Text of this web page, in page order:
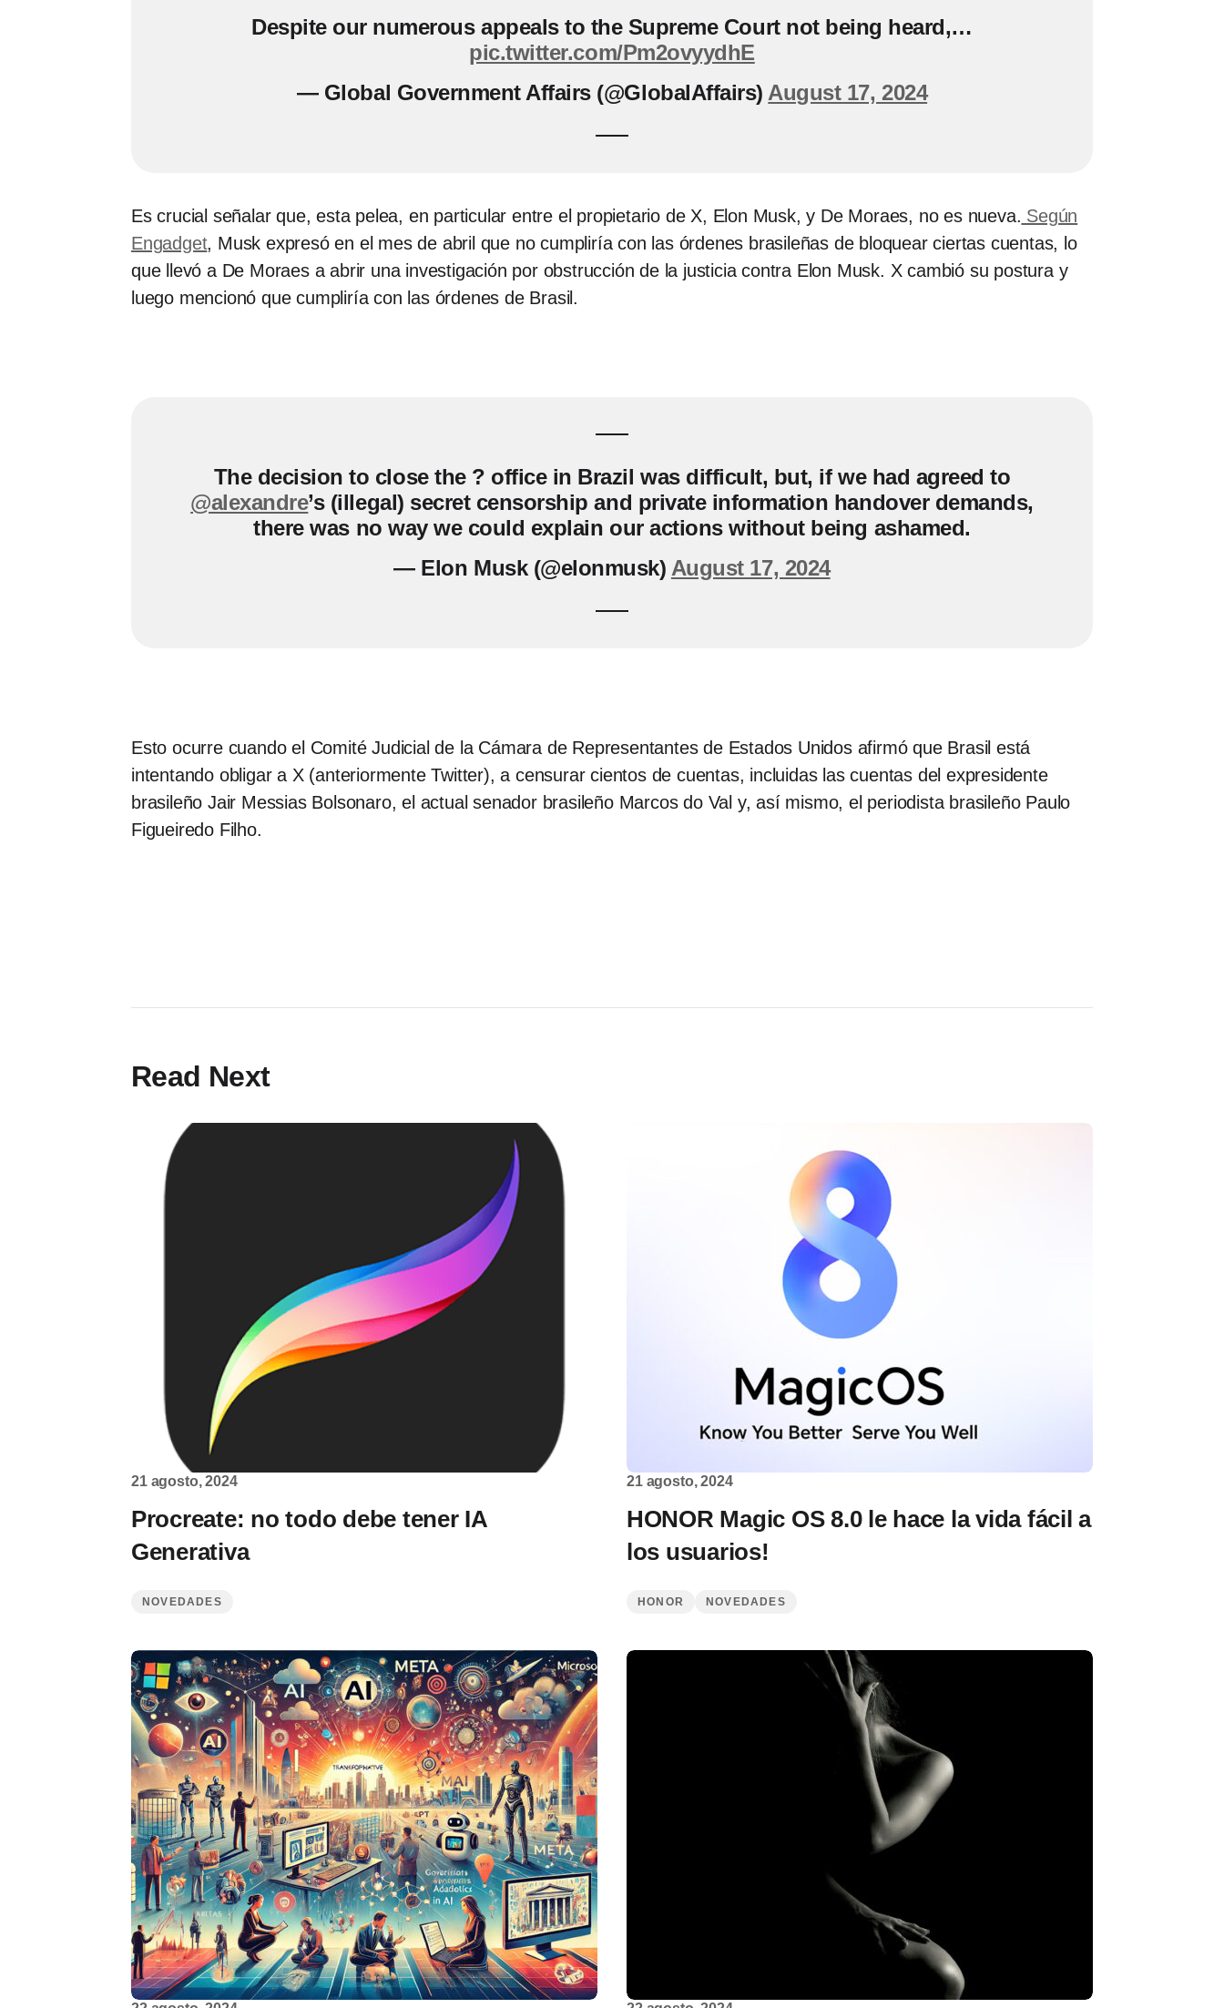
Despite our numerous appeals to the Supreme Court not being heard,…
pic.twitter.com/Pm2ovyydhE
— Global Government Affairs (@GlobalAffairs) August 17, 2024
Es crucial señalar que, esta pelea, en particular entre el propietario de X, Elon Musk, y De Moraes, no es nueva. Según
Engadget, Musk expresó en el mes de abril que no cumpliría con las órdenes brasileñas de bloquear ciertas cuentas, lo
que llevó a De Moraes a abrir una investigación por obstrucción de la justicia contra Elon Musk. X cambió su postura y
luego mencionó que cumpliría con las órdenes de Brasil.
The decision to close the ? office in Brazil was difficult, but, if we had agreed to
@alexandre’s (illegal) secret censorship and private information handover demands,
there was no way we could explain our actions without being ashamed.
— Elon Musk (@elonmusk) August 17, 2024
Esto ocurre cuando el Comité Judicial de la Cámara de Representantes de Estados Unidos afirmó que Brasil está
intentando obligar a X (anteriormente Twitter), a censurar cientos de cuentas, incluidas las cuentas del expresidente
brasileño Jair Messias Bolsonaro, el actual senador brasileño Marcos do Val y, así mismo, el periodista brasileño Paulo
Figueiredo Filho.
Read Next
21 agosto, 2024
Procreate: no todo debe tener IA
Generativa
NOVEDADES
21 agosto, 2024
HONOR Magic OS 8.0 le hace la vida fácil a
los usuarios!
HONOR NOVEDADES